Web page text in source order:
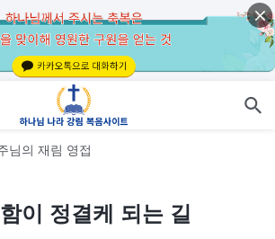
님의 재림 영접
이 정결케 되는 길